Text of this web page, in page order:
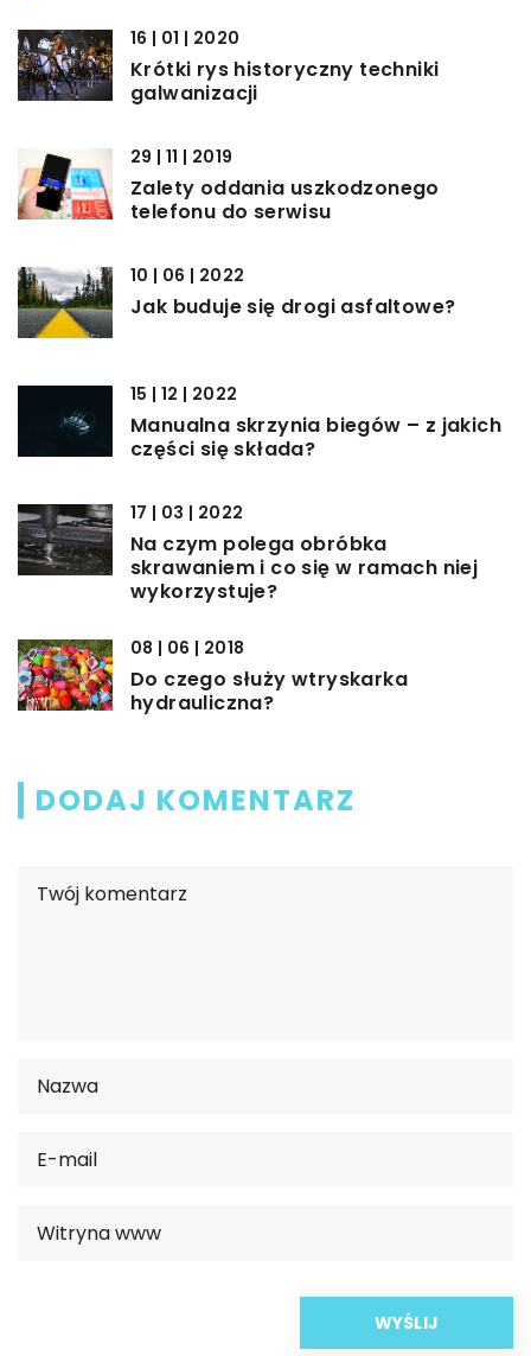
16 | 01 | 2020
Krótki rys historyczny techniki
galwanizacji
29 | 11 | 2019
Zalety oddania uszkodzonego
telefonu do serwisu
10 | 06 | 2022
Jak buduje się drogi asfaltowe?
15 | 12 | 2022
Manualna skrzynia biegów – z jakich
części się składa?
17 | 03 | 2022
Na czym polega obróbka
skrawaniem i co się w ramach niej
wykorzystuje?
08 | 06 | 2018
Do czego służy wtryskarka
hydrauliczna?
DODAJ KOMENTARZ